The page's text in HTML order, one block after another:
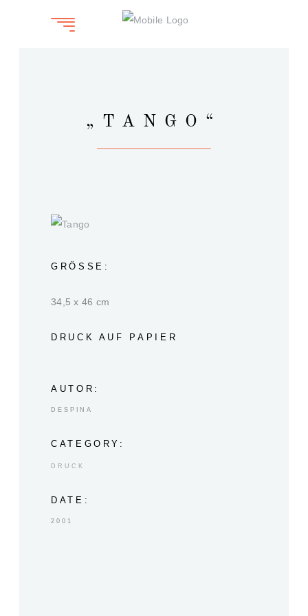
„TANGO“
GRÖSSE:
34,5 x 46 cm
DRUCK AUF PAPIER
AUTOR:
DESPINA
CATEGORY:
DRUCK
DATE:
2001